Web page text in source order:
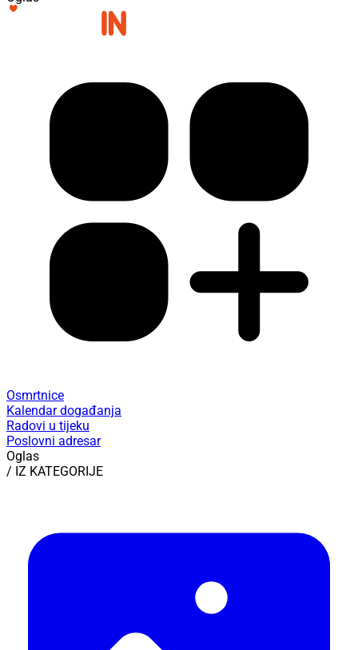
Osmrtnice
Kalendar događanja
Radovi u tijeku
Poslovni adresar
Oglas
/ IZ KATEGORIJE